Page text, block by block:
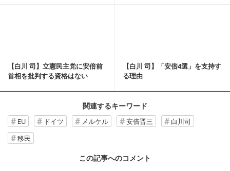
【白川 司】立憲民主党に安倍前
首相を批判する資格はない
【白川 司】「安倍4選」を支持す
る理由
関連するキーワード
EU ドイツ メルケル 安倍晋三
白川司
移民
この記事へのコメント